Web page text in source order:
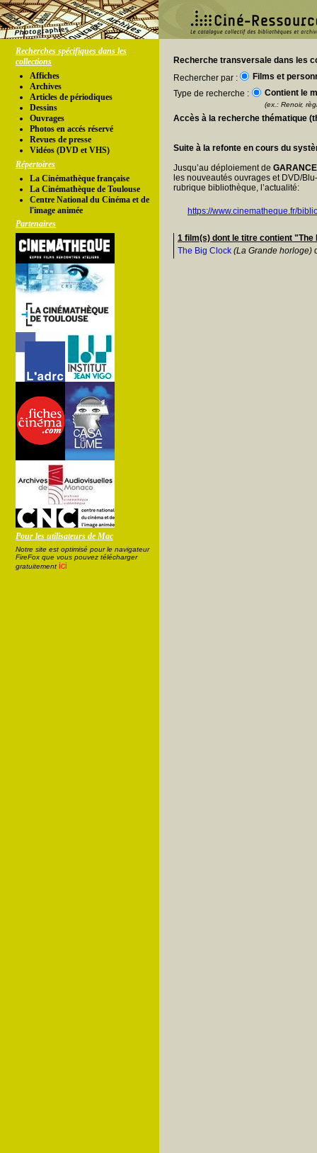
Recherches spécifiques dans les
collections
Affiches
Archives
Articles de périodiques
Dessins
Ouvrages
Photos en accés réservé
Revues de presse
Vidéos (DVD et VHS)
Répertoires
La Cinémathèque française
La Cinémathèque de Toulouse
Centre National du Cinéma et de
l'image animée
Partenaires
Pour les utilisateurs de Mac
Notre site est optimisé pour le navigateur
FireFox que vous pouvez télécharger
gratuitement ici
Recherche transversale dans les
Rechercher par :
Films et
Type de recherche :
Contient le
(ex.: Renoir,
Accès à la recherche thématique
Suite à la refonte en cours du
Jusqu’au déploiement de
les nouveautés ouvrages et DVD/
rubrique bibliothèque, l’actualité:
https://www.cinematheque.fr/
1 film(s) dont le titre contient "The
The Big Clock (La Grande horloge)